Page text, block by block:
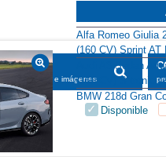
fichas e imágenes
Disponible
Alfa Romeo Giulia
(160 CV) Sprint AT
Audi A3 Sedan
(150 CV) S tronic
BMW 218d Gran